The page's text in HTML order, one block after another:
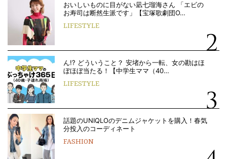
おいしいものに目がない凪七瑠海さん 「エビの
お寿司は断然生派です」【宝塚歌劇団O…
LIFESTYLE
ん!? どういうこと？ 安堵から一転、女の勘はほ
ぼほぼ当たる！【中学生ママ（40…
LIFESTYLE
話題のUNIQLOのデニムジャケットを購入！春気
分投入のコーディネート
FASHION